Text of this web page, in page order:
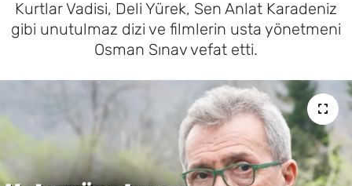
Kurtlar Vadisi, Deli Yürek, Sen Anlat Karadeniz
gibi unutulmaz dizi ve filmlerin usta yönetmeni
Osman Sınav vefat etti.
3.SAYFA
YAŞAM
MAGAZİN
Süper Lig Puan Durumu ve Fikstür
Tüm Manşetler
Son Dakika Haberleri
Haber Arşivi